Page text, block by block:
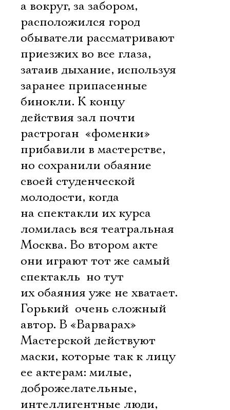
а вокруг, за забором,
расположился город 
обыватели рассматривают
приезжих во все глаза,
затаив дыхание, используя
заранее припасенные
бинокли. К концу
действия зал почти
растроган  «фоменки»
прибавили в мастерстве,
но сохранили обаяние
своей студенческой
молодости, когда
на спектакли их курса
ломилась вся театральная
Москва. Во втором акте
они играют тот же самый
спектакль  но тут
их обаяния уже не хватает.
Горький  очень сложный
автор. В «Варварах»
Мастерской действуют
маски, которые так к лицу
ее актерам: милые,
доброжелательные,
интеллигентные люди,
Электропочта
Имя
Ознакомиться